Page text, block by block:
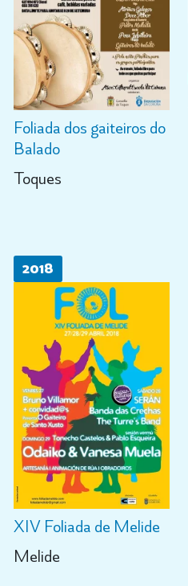
Foliada dos gaiteiros do
Balado
Toques
2018
XIV Foliada de Melide
Melide